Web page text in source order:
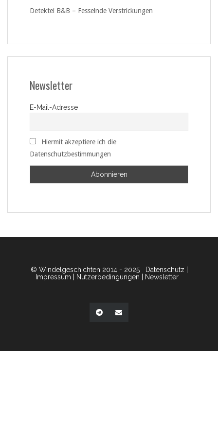
Detektei B&B – Fesselnde Verstrickungen
Newsletter
E-Mail-Adresse
Hiermit akzeptiere ich die
Datenschutzbestimmungen
© Windelgeschichten 2014 - 2025 Datenschutz
Impressum
Nutzerbedingungen Newsletter